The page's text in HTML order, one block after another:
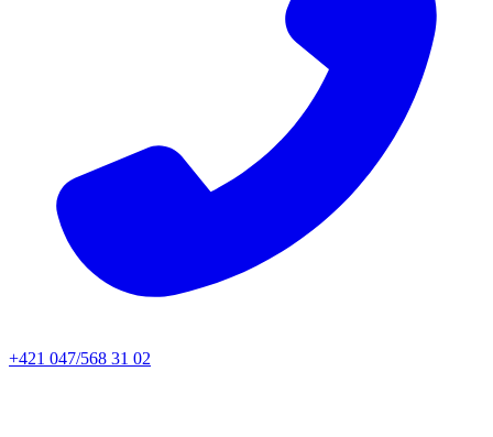
+421 047/568 31 02